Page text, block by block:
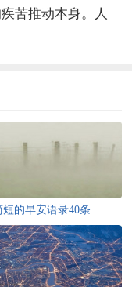
苦推动本身。人
短的早安语录40条